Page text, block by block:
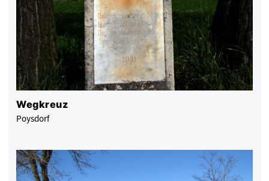
Wegkreuz
Poysdorf